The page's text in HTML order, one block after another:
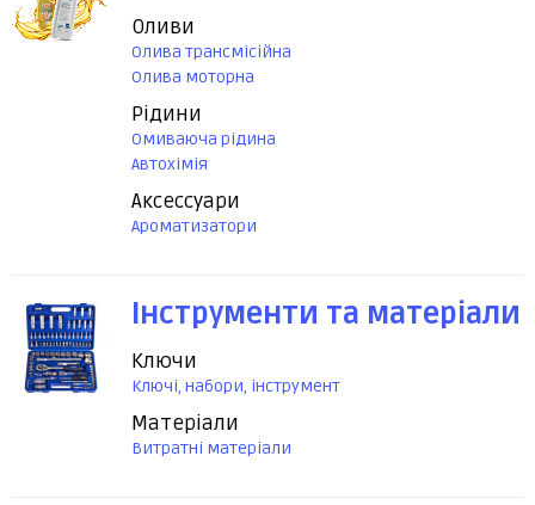
Оливи
Олива трансмісійна
Олива моторна
Рідини
Омиваюча рідина
Автохімія
Аксессуари
Ароматизатори
Інструменти та матеріали
Ключи
Ключі, набори, інструмент
Матеріали
Витратні матеріали